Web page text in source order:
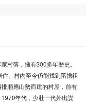
村落，擁有300多年歷史。
。 村內至今仍能找到落擔祖
順應山勢而建的村屋，前有
年代， 少壯一代外出謀